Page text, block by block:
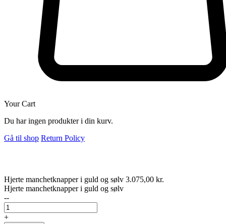
Your Cart
Du har ingen produkter i din kurv.
Gå til shop Return Policy
Hjerte manchetknapper i guld og sølv 3.075,00 kr.
Hjerte manchetknapper i guld og sølv
--
+